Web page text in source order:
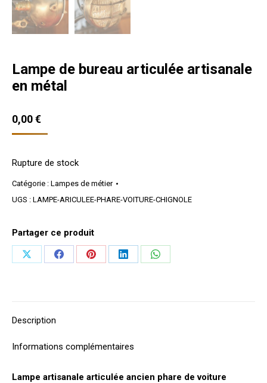
Lampe de bureau articulée artisanale
en métal
0,00€
Rupture de stock
Catégorie : Lampes de métier
UGS : LAMPE-ARICULEE-PHARE-VOITURE-CHIGNOLE
Partager ce produit
PartagerPartagerPartagerPartagerPartager
Description
Informations complémentaires
Lampe artisanale articulée ancien phare de voiture